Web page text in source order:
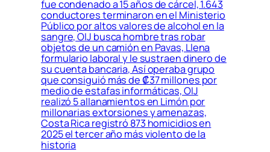
fue condenado a 15 años de cárcel, 1.643
conductores terminaron en el Ministerio
Público por altos valores de alcohol en la
sangre, OIJ busca hombre tras robar
objetos de un camión en Pavas, Llena
formulario laboral y le sustraen dinero de
su cuenta bancaria, Así operaba grupo
que consiguió más de ₡37 millones por
medio de estafas informáticas, OIJ
realizó 5 allanamientos en Limón por
millonarias extorsiones y amenazas,
Costa Rica registró 873 homicidios en
2025 el tercer año más violento de la
historia